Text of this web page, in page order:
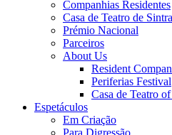
Companhias Residentes
Casa de Teatro de Sintra
Prémio Nacional
Parceiros
About Us
Resident
Periferias Festival
Casa de Teatro
Espetáculos
Em Criação
Para Digressão